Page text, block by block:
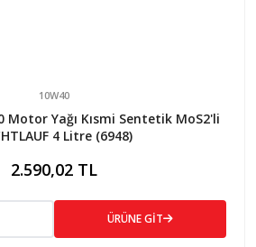
10W40
Motor Yağı Kısmi Sentetik MoS2'li
4 Litre (6948)
2.590,02 TL
ÜRÜNE GİT